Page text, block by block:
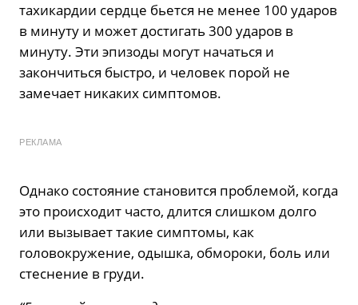
тахикардии сердце бьется не менее 100 ударов
в минуту и может достигать 300 ударов в
минуту. Эти эпизоды могут начаться и
закончиться быстро, и человек порой не
замечает никаких симптомов.
РЕКЛАМА
Однако состояние становится проблемой, когда
это происходит часто, длится слишком долго
или вызывает такие симптомы, как
головокружение, одышка, обмороки, боль или
стеснение в груди.